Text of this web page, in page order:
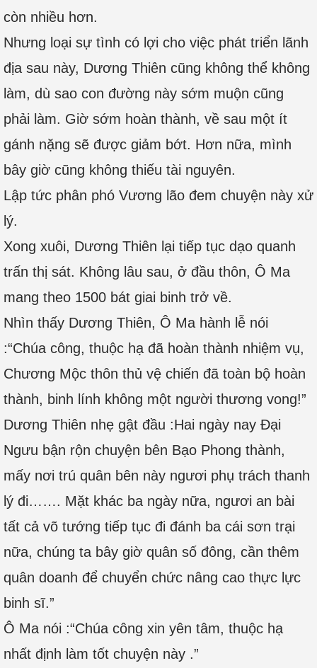
còn nhiều hơn.
Nhưng loại sự tình có lợi cho việc phát triển lãnh
địa sau này, Dương Thiên cũng không thể không
làm, dù sao con đường này sớm muộn cũng
phải làm. Giờ sớm hoàn thành, về sau một ít
gánh nặng sẽ được giảm bớt. Hơn nữa, mình
bây giờ cũng không thiếu tài nguyên.
Lập tức phân phó Vương lão đem chuyện này xử
lý.
Xong xuôi, Dương Thiên lại tiếp tục dạo quanh
trấn thị sát. Không lâu sau, ở đầu thôn, Ô Ma
mang theo 1500 bát giai binh trở về.
Nhìn thấy Dương Thiên, Ô Ma hành lễ nói
:“Chúa công, thuộc hạ đã hoàn thành nhiệm vụ,
Chương Mộc thôn thủ vệ chiến đã toàn bộ hoàn
thành, binh lính không một người thương vong!”
Dương Thiên nhẹ gật đầu :Hai ngày nay Đại
Ngưu bận rộn chuyện bên Bạo Phong thành,
mấy nơi trú quân bên này ngươi phụ trách thanh
lý đi……. Mặt khác ba ngày nữa, ngươi an bài
tất cả võ tướng tiếp tục đi đánh ba cái sơn trại
nữa, chúng ta bây giờ quân số đông, cần thêm
quân doanh để chuyển chức nâng cao thực lực
binh sĩ.”
Ô Ma nói :“Chúa công xin yên tâm, thuộc hạ
nhất định làm tốt chuyện này .”